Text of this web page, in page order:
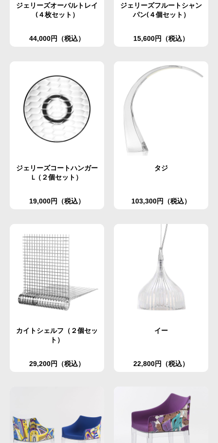
ジェリーズオーバルトレイ
(４枚セット）
44,000円（税込）
ジェリーズフルートシャン
パン(４個セット）
15,600円（税込）
ジェリーズコートハンガー
L（２個セット）
19,000円（税込）
タジ
103,300円（税込）
カイトシェルフ（２個セッ
ト）
29,200円（税込）
イー
22,800円（税込）